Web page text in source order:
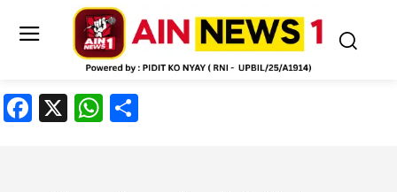
Facebook
X WhatsApp